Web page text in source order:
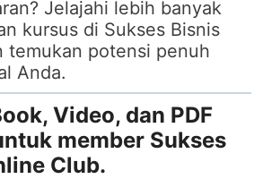
Jelajahi lebih banyak
kursus di Sukses Bisnis
temukan potensi penuh
Anda.
Video, dan PDF
member Sukses
Club.